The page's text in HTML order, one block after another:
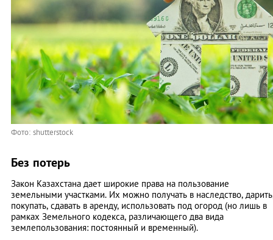
Фото: shutterstock
Без потерь
Закон Казахстана дает широкие права на пользование
земельными участками. Их можно получать в наследство,
покупать, сдавать в аренду, использовать под огород (но лишь в
рамках Земельного кодекса, различающего два вида
землепользования: постоянный и временный).